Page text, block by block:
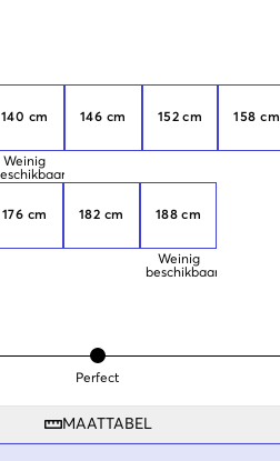
140 cm
Weinig
146 cm 152 cm 158 cm
176 cm 182 cm 188 cm
Weinig
beschikbaar
Perfect
MAATTABEL